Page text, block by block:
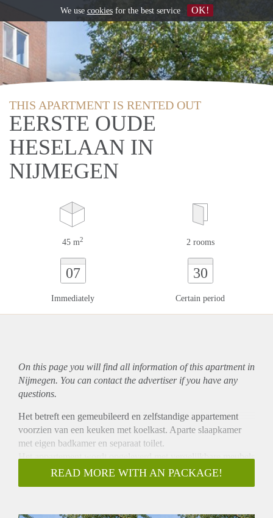
THIS APARTMENT IS RENTED OUT
EERSTE OUDE
HESELAAN IN
NIJMEGEN
45 m2 2 rooms
07
Immediately
30
Certain period
On this page you will find all information of this apartmentin
Nijmegen. You can contact the advertiser if you have any
questions.
Het betreft een gemeubileerd en zelfstandige appartement
voorzien van een keuken met koelkast. Aparte slaapkamer
met eigen badkamer en separaat toilet.
Het appartement wordt opgeleverd met vergelijkbare meubels
zoals op de foto te zien is. Er is zelfs een stofzuiger en
wasmachine aanwezig.
READ MORE WITH AN PACKAGE!
We use cookiesfor the best service OK!